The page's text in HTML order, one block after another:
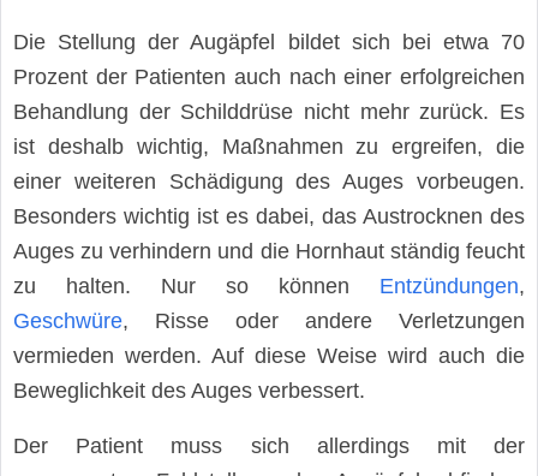
Die Stellung der Augäpfel bildet sich bei etwa 70
Prozent der Patienten auch nach einer erfolgreichen
Behandlung der Schilddrüse nicht mehr zurück. Es
ist deshalb wichtig, Maßnahmen zu ergreifen, die
einer weiteren Schädigung des Auges vorbeugen.
Besonders wichtig ist es dabei, das Austrocknen des
Auges zu verhindern und die Hornhaut ständig feucht
zu halten. Nur so können Entzündungen,
Geschwüre, Risse oder andere Verletzungen
vermieden werden. Auf diese Weise wird auch die
Beweglichkeit des Auges verbessert.
Der Patient muss sich allerdings mit der